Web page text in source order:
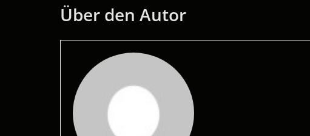
Über den Autor